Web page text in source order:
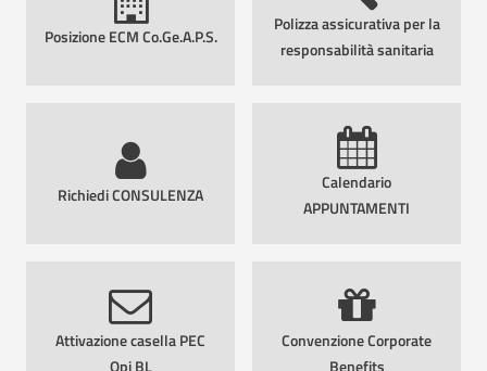
Posizione ECM Co.Ge.A.P.S.
Polizza assicurativa per la
responsabilità sanitaria
Richiedi CONSULENZA
Calendario
APPUNTAMENTI
Attivazione casella PEC
Convenzione Corporate